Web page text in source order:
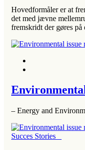
Hovedformåler er at
det med jævne
fremskridt der gøres
– Energy and